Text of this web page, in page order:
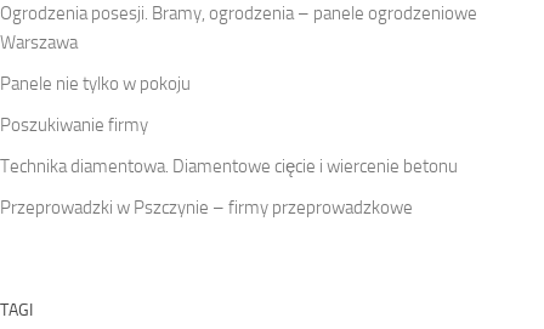
Ogrodzenia posesji. Bramy, ogrodzenia – panele ogrodzeniowe
Warszawa
Panele nie tylko w pokoju
Poszukiwanie firmy
Technika diamentowa. Diamentowe cięcie i wiercenie betonu
Przeprowadzki w Pszczynie – firmy przeprowadzkowe
TAGI